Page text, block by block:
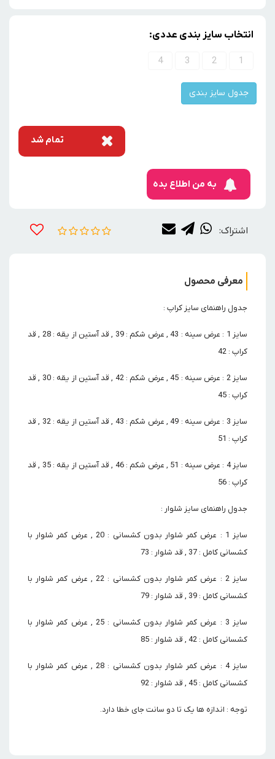
انتخاب سایز بندی عددی:
1
2
3
4
جدول سایز بندی
تمام شد
به من اطلاع بده
اشتراک:
معرفی محصول
جدول راهنمای سایز کراپ :
سایز 1 : عرض سینه : 43 , عرض شکم : 39 , قد آستین از یقه : 28 , قد
کراپ : 42
سایز 2 : عرض سینه : 45 , عرض شکم : 42 , قد آستین از یقه : 30 , قد
کراپ : 45
سایز 3 : عرض سینه : 49 , عرض شکم : 43 , قد آستین از یقه : 32 , قد
کراپ : 51
سایز 4 : عرض سینه : 51 , عرض شکم : 46 , قد آستین از یقه : 35 , قد
کراپ : 56
جدول راهنمای سایز شلوار :
سایز 1 : عرض کمر شلوار بدون کشسانی : 20 , عرض کمر شلوار با
کشسانی کامل : 37 , قد شلوار : 73
سایز 2 : عرض کمر شلوار بدون کشسانی : 22 , عرض کمر شلوار با
کشسانی کامل : 39 , قد شلوار : 79
سایز 3 : عرض کمر شلوار بدون کشسانی : 25 , عرض کمر شلوار با
کشسانی کامل : 42 , قد شلوار : 85
سایز 4 : عرض کمر شلوار بدون کشسانی : 28 , عرض کمر شلوار با
کشسانی کامل : 45 , قد شلوار : 92
توجه : اندازه ها یک تا دو سانت جای خطا دارد.